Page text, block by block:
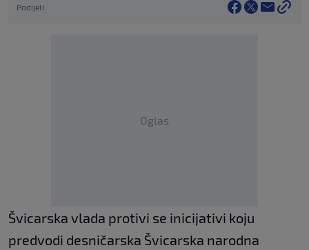
Podijeli
Oglas
Švicarska vlada protivi se inicijativi koju
predvodi desničarska Švicarska narodna